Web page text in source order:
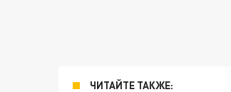
ЧИТАЙТЕ ТАКЖЕ: